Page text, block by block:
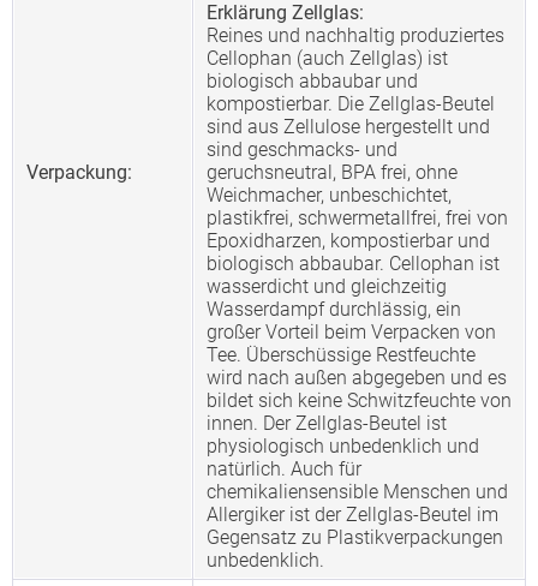
Verpackung:
Erklärung Zellglas:
Reines und nachhaltig produziertes
Cellophan (auch Zellglas) ist
biologisch abbaubar und
kompostierbar. Die Zellglas-Beutel
sind aus Zellulose hergestellt und
sind geschmacks- und
geruchsneutral, BPA frei, ohne
Weichmacher, unbeschichtet,
plastikfrei, schwermetallfrei, frei von
Epoxidharzen, kompostierbar und
biologisch abbaubar. Cellophan ist
wasserdicht und gleichzeitig
Wasserdampf durchlässig, ein
großer Vorteil beim Verpacken von
Tee. Überschüssige Restfeuchte
wird nach außen abgegeben und es
bildet sich keine Schwitzfeuchte von
innen. Der Zellglas-Beutel ist
physiologisch unbedenklich und
natürlich. Auch für
chemikaliensensible Menschen und
Allergiker ist der Zellglas-Beutel im
Gegensatz zu Plastikverpackungen
unbedenklich.